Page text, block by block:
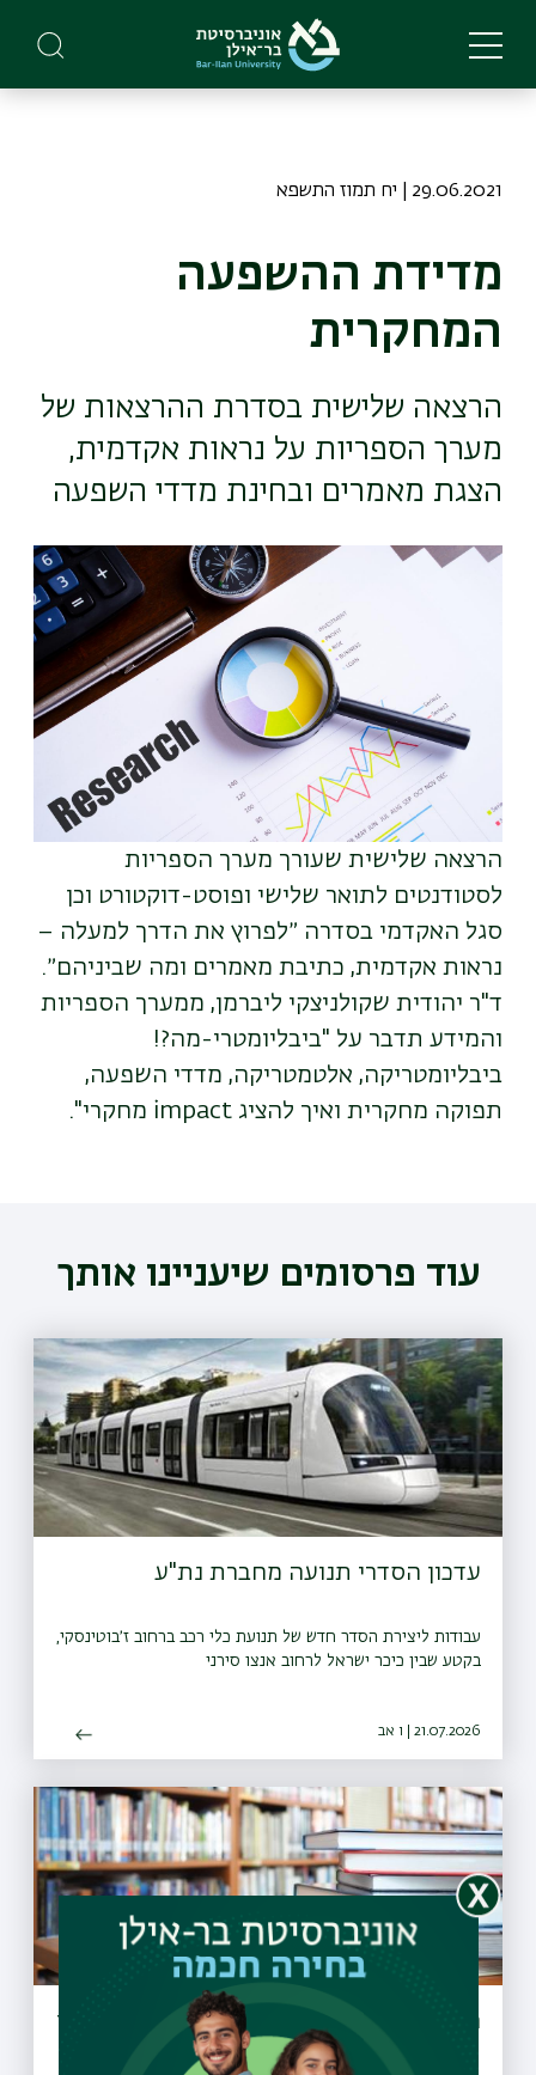
main
29.06.2021 | יח תמוז התשפא
מדידת ההשפעה
המחקרית
הרצאה שלישית בסדרת ההרצאות של
מערך הספריות על נראות אקדמית,
הצגת מאמרים ובחינת מדדי השפעה
תמונה
הרצאה שלישית שעורך מערך הספריות
לסטודנטים לתואר שלישי ופוסט-דוקטורט וכן
סגל האקדמי בסדרה ״לפרוץ את הדרך למעלה –
נראות אקדמית, כתיבת מאמרים ומה שביניהם״.
ד"ר יהודית שקולניצקי ליברמן, ממערך הספריות
והמידע תדבר על "ביבליומטרי-מה?!
ביבליומטריקה, אלטמטריקה, מדדי השפעה,
תפוקה מחקרית ואיך להציג impact מחקרי".
עוד פרסומים שיעניינו אותך
עדכון הסדרי תנועה מחברת נת"ע
עבודות ליצירת הסדר חדש של תנועת כלי רכב ברחוב ז׳בוטינסקי,
בקטע שבין כיכר ישראל לרחוב אנצו סירני
21.07.2026 | ו אב
הארכת שעות הפעילות של ספריות בר-אילן